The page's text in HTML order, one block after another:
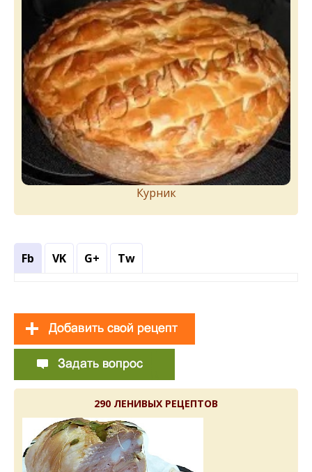
Курник
Fb VK G+ Tw
290 ЛЕНИВЫХ РЕЦЕПТОВ